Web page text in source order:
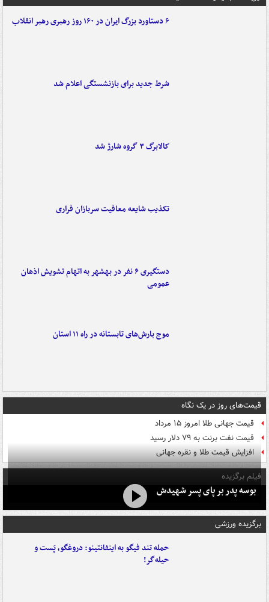
۶ دستاورد بزرگ ایران در ۱۶۰ روز رهبری رهبر انقلاب
شرط جدید برای بازنشستگی اعلام شد
کالابرگ ۳ گروه شارژ شد
تکذیب شایعه معافیت سربازان فراری
دستگیری ۶ نفر در بهشهر به اتهام تشویش اذهان
عمومی
موج بارش‌های تابستانه در راه ۱۱ استان
قیمت‌های روز در یک نگاه
قیمت جهانی طلا امروز ۱۵ مرداد
قیمت نفت برنت به ۷۹ دلار رسید
افزایش قیمت طلا و نقره جهانی
فیلم برگزیده
بوسه‌ پدر بر پای پسر شهیدش
برگزیده ورزشی
حمله تند فیگو به اینفانتینو: دروغگو، پَست‌ و
حیله‌گر!